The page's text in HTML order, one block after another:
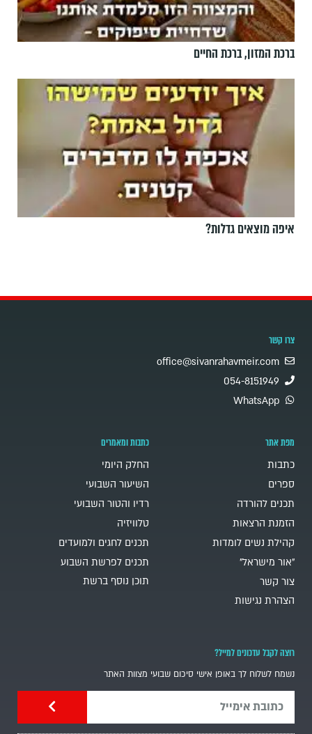
ברכת המזון, ברכת החיים
איפה מוצאים גדלות?
צרו קשר
office@sivanrahavmeir.com
054-8151949
WhatsApp
מפת אתר
כתבות
ספרים
תכנים להורדה
הזמנת הרצאות
קהילת נשים לומדות
"אור מישראל"
צור קשר
הצהרת נגישות
כתבות ומאמרים
החלק היומי
השיעור השבועי
רדיו והטור השבועי
טלוויזיה
תכנים לחגים ולמועדים
תכנים לפרשת השבוע
תוכן נוסף ברשת
רוצה לקבל עדכונים למייל?
נשמח לשלוח לך באופן אישי סיכום שבועי מצוות האתר